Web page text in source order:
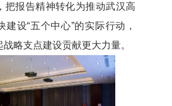
把报告精神转化为推动武汉高
建设“五个中心”的实际行动，
略支点建设贡献更大力量。